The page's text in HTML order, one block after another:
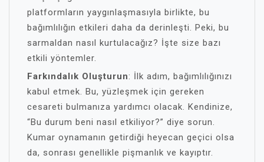
platformların yaygınlaşmasıyla birlikte, bu
bağımlılığın etkileri daha da derinleşti. Peki, bu
sarmaldan nasıl kurtulacağız? İşte size bazı
etkili yöntemler.
Farkındalık Oluşturun: İlk adım, bağımlılığınızı
kabul etmek. Bu, yüzleşmek için gereken
cesareti bulmanıza yardımcı olacak. Kendinize,
“Bu durum beni nasıl etkiliyor?” diye sorun.
Kumar oynamanın getirdiği heyecan geçici olsa
da, sonrası genellikle pişmanlık ve kayıptır.